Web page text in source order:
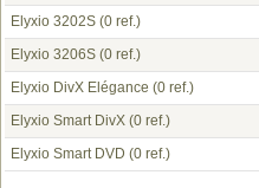
Elyxio 3202S (0 ref.)
Elyxio 3206S (0 ref.)
Elyxio DivX Elégance (0 ref.)
Elyxio Smart DivX (0 ref.)
Elyxio Smart DVD (0 ref.)